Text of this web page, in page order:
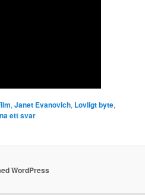
,Janet Evanovich, Lovligt byte,
ett svar
WordPress